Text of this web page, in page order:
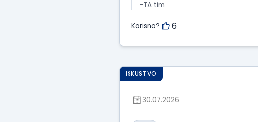
-TA tim
Korisno? 6
ISKUSTVO
30.07.2026